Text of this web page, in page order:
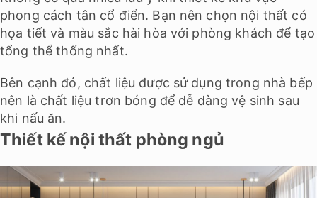
phong cách tân cổ điển. Bạn nên chọn nội thất có
họa tiết và màu sắc hài hòa với phòng khách để tạo
tổng thể thống nhất.
Bên cạnh đó, chất liệu được sử dụng trong nhà bếp
nên là chất liệu trơn bóng để dễ dàng vệ sinh sau
khi nấu ăn.
Thiết kế nội thất phòng ngủ